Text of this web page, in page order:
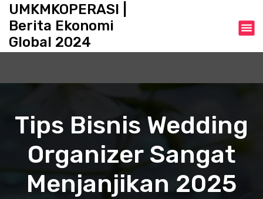
c
UMKMKOPERASI |
Berita Ekonomi
Global 2024
Tips Bisnis Wedding
Organizer Sangat
Menjanjikan 2025